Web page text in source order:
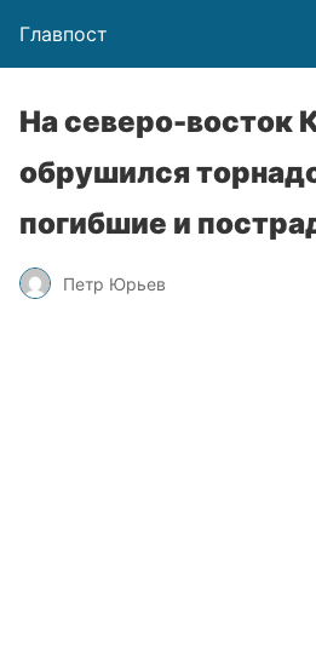
Главпост
На северо-восток
обрушился
погибшие и
Петр Юрьев